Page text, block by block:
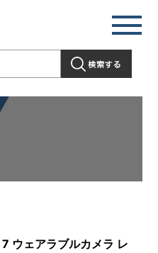
ウェアラブルカメラ レ